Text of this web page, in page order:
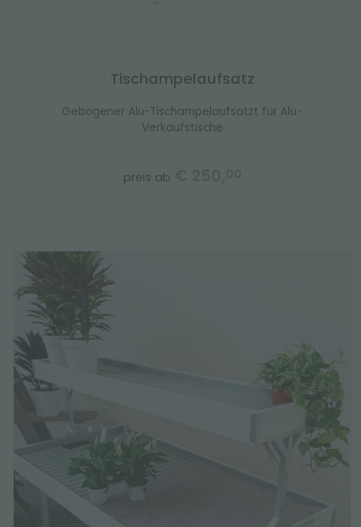
Tischampelaufsatz
Gebogener Alu-Tischampelaufsatzt für Alu-
Verkaufstische
preis ab € 250,00